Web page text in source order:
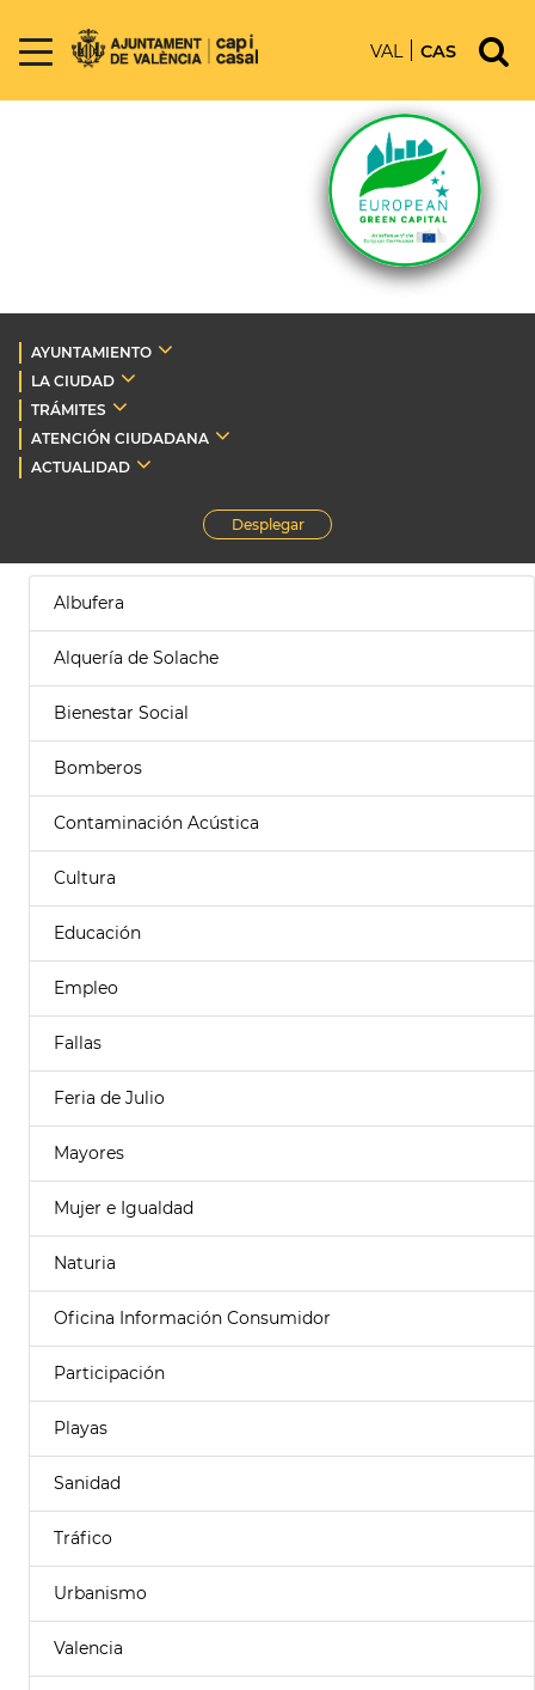
VAL CAS
AYUNTAMIENTO
LA CIUDAD
TRÁMITES
ATENCIÓN CIUDADANA
ACTUALIDAD
Desplegar
Albufera
Alquería de Solache
Bienestar Social
Bomberos
Contaminación Acústica
Cultura
Educación
Empleo
Fallas
Feria de Julio
Mayores
Mujer e Igualdad
Naturia
Oficina Información Consumidor
Participación
Playas
Sanidad
Tráfico
Urbanismo
Valencia